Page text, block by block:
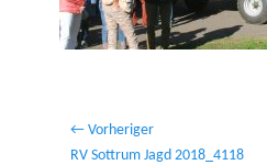
Beitragsnavigation
← Vorheriger
Vorheriger
RV Sottrum Jagd 2018_4118